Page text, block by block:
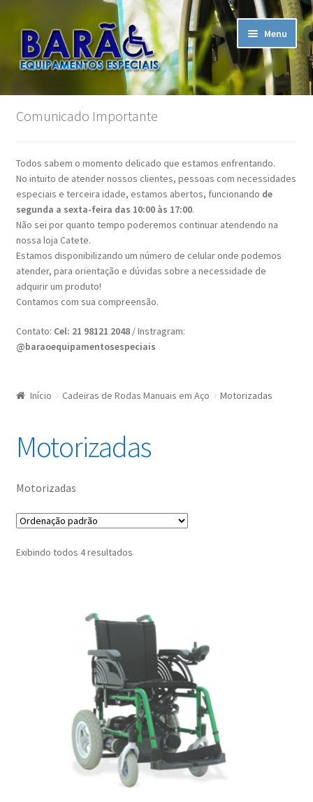
Pular
para
navegação
Pular
para
o
Menu
Início
Assistência Técnica
Carrinho
Contato
Finalizar compra
Minha conta
Nossas Lojas
Comunicado Importante
Todos sabem o momento delicado que estamos enfrentando.
No intuito de atender nossos clientes, pessoas com necessidades
especiais e terceira idade, estamos abertos, funcionando de
segunda a sexta-feira das 10:00 às 17:00.
Não sei por quanto tempo poderemos continuar atendendo na
nossa loja Catete.
Estamos disponibilizando um número de celular onde podemos
atender, para orientação e dúvidas sobre a necessidade de
adquirir um produto!
Contamos com sua compreensão.
Contato: Cel: 21 98121 2048/ Instragram:
@baraoequipamentosespeciais
Início Cadeiras de Rodas Manuais em Aço Motorizadas
Motorizadas
Motorizadas
Exibindo todos 4 resultados